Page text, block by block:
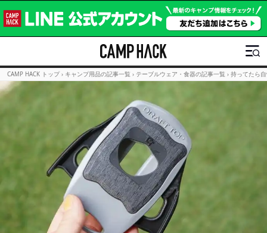
CAMP HACK トップ › キャンプ用品の記事一覧 › テーブルウェア・食器の記事一覧 › 持ってたら